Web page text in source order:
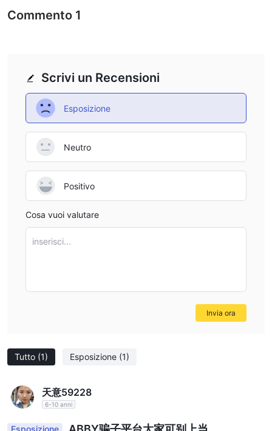
Tutto (1) Esposizione (1)
天意59228
6-10 anni
Scrivi un Recensioni
Esposizione
Neutro
Positivo
Cosa vuoi valutare
inserisci...
Invia ora
Commento 1